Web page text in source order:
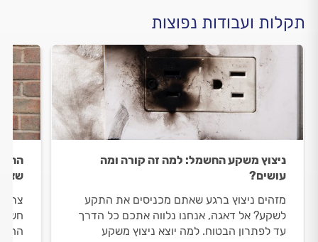
תקלות ועבודות נפוצות
ניצוץ משקע החשמל: למה זה קורה ומה
עושים?
מזהים ניצוץ ברגע שאתם מכניסים את התקע
לשקע? אל דאגה, אנחנו נלווה אתכם כל הדרך
עד לפתרון הבטוח. למה יוצא ניצוץ משקע